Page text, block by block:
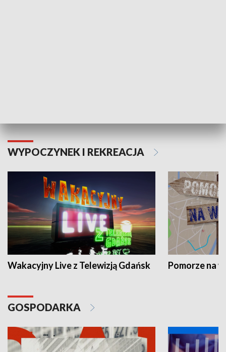
WYPOCZYNEK I REKREACJA
Wakacyjny Live z Telewizją Gdańsk Pomorze na
GOSPODARKA